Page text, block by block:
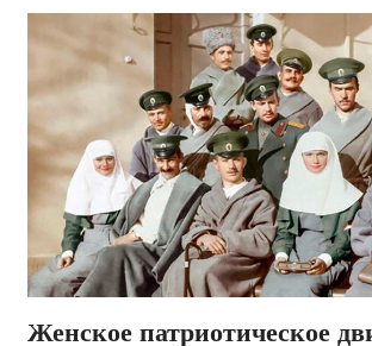
Женское патриотическое